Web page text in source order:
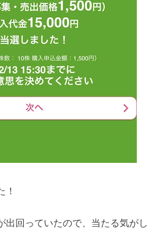
！
出回っていたので、当たる気がし